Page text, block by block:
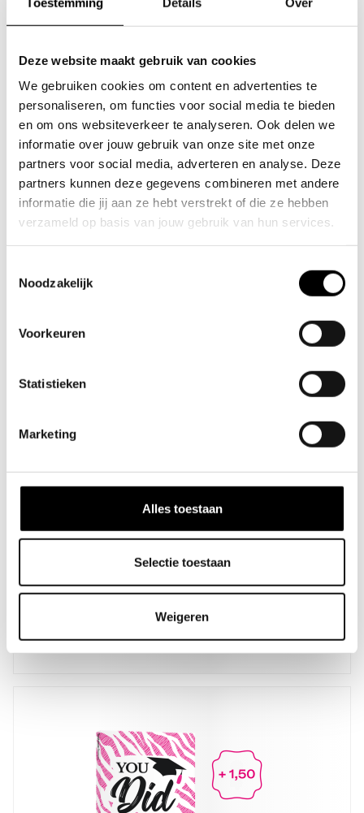
Deze website maakt gebruik van cookies
We gebruiken cookies om content en advertenties te
personaliseren, om functies voor social media te bieden
en om ons websiteverkeer te analyseren. Ook delen we
informatie over jouw gebruik van onze site met onze
partners voor social media, adverteren en analyse. Deze
partners kunnen deze gegevens combineren met andere
informatie die jij aan ze hebt verstrekt of die ze hebben
verzameld op basis van jouw gebruik van hun services.
Noodzakelijk
Voorkeuren
Statistieken
Marketing
Alles toestaan
Selectie toestaan
Weigeren
IN
van 5,- tot
fashioncheque - Zwart
IN